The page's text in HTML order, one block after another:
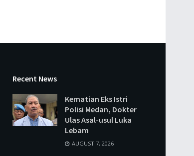
Recent News
Kematian Eks Istri
Polisi Medan, Dokter
Ulas Asal-usul Luka
Lebam
AUGUST 7, 2026